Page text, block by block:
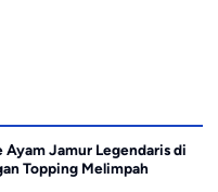
Ayam Jamur Legendaris di
Topping Melimpah